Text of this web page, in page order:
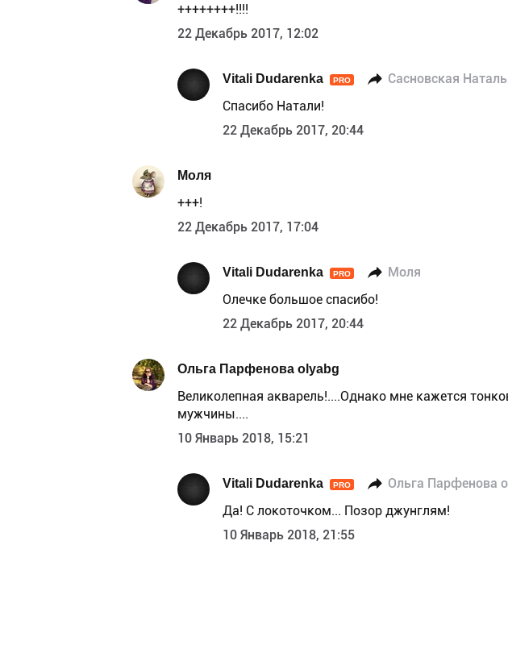
++++++++!!!!
22 Декабрь 2017, 12:02
Vitali Dudarenka PRO Сасновская
Спасибо Натали!
22 Декабрь 2017, 20:44
Моля
+++!
22 Декабрь 2017, 17:04
Vitali Dudarenka PRO Моля
Олечке большое спасибо!
22 Декабрь 2017, 20:44
Ольга Парфенова olyabg
Великолепная акварель!....Однако мне кажется
мужчины....
10 Январь 2018, 15:21
Vitali Dudarenka PRO Ольга Парфенова
Да! С локоточком... Позор джунглям!
10 Январь 2018, 21:55